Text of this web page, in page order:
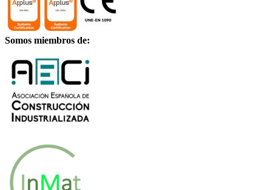
Somos miembros de: